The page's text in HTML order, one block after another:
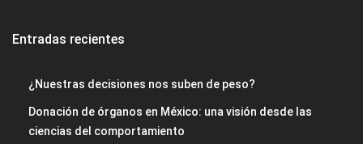
Entradas recientes
¿Nuestras decisiones nos suben de peso?
Donación de órganos en México: una visión desde las
ciencias del comportamiento